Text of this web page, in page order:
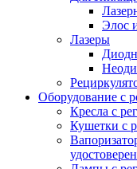
Элос
Лазеры
Оборудование с
Кресла с
Кушетки с